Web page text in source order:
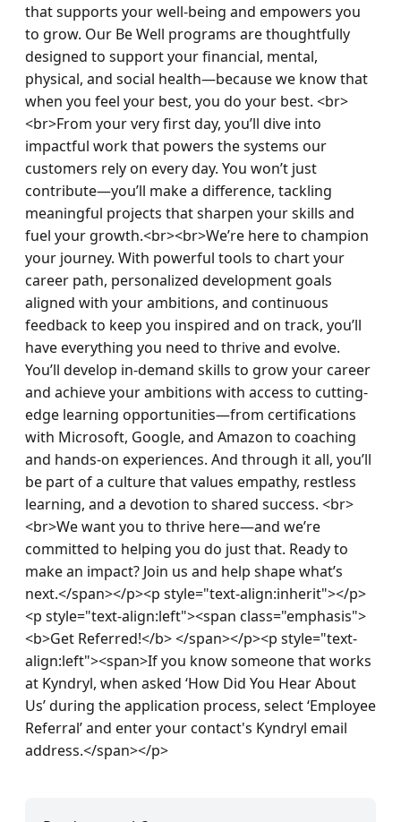
that supports your well-being and empowers you
to grow. Our Be Well programs are thoughtfully
designed to support your financial, mental,
physical, and social health—because we know that
when you feel your best, you do your best. <br>
<br>From your very first day, you’ll dive into
impactful work that powers the systems our
customers rely on every day. You won’t just
contribute—you’ll make a difference, tackling
meaningful projects that sharpen your skills and
fuel your growth.<br><br>We’re here to champion
your journey. With powerful tools to chart your
career path, personalized development goals
aligned with your ambitions, and continuous
feedback to keep you inspired and on track, you’ll
have everything you need to thrive and evolve.
You’ll develop in-demand skills to grow your career
and achieve your ambitions with access to cutting-
edge learning opportunities—from certifications
with Microsoft, Google, and Amazon to coaching
and hands-on experiences. And through it all, you’ll
be part of a culture that values empathy, restless
learning, and a devotion to shared success. <br>
<br>We want you to thrive here—and we’re
committed to helping you do just that. Ready to
make an impact? Join us and help shape what’s
next.</span></p><p style="text-align:inherit"></p>
<p style="text-align:left"><span class="emphasis">
<b>Get Referred!</b> </span></p><p style="text-
align:left"><span>If you know someone that works
at Kyndryl, when asked ‘How Did You Hear About
Us’ during the application process, select ‘Employee
Referral’ and enter your contact's Kyndryl email
address.</span></p>